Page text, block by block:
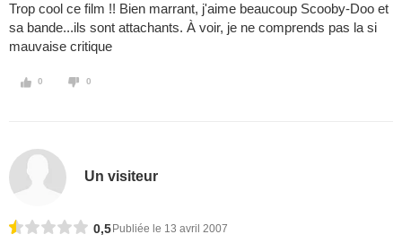
Trop cool ce film !! Bien marrant, j'aime beaucoup Scooby-Doo et
sa bande...ils sont attachants. À voir, je ne comprends pas la si
mauvaise critique
0 0
Un visiteur
0,5 Publiée le 13 avril 2007